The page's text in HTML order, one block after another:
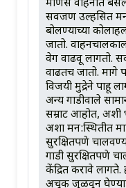
माणसे वाहनात
सर्वजण उल्हसित
बोलण्याच्या
जातो.
वेग वाढवू लागतो.
वाढतच जातो.
विजयी मुद्रेने पाहू
अन्य गाडीवाले
सम्राट आहोत,
अशा मन:स्थितीत
सुरक्षितपणे
गाडी सुरक्षितपणे
केंद्रित करावे
अचूक जुळवून